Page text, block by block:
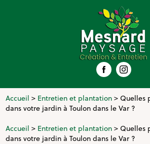
Accueil > Entretien et plantation > Quelles
dans votre jardin à Toulon dans le Var ?
Accueil > Entretien et plantation > Quelles
dans votre jardin à Toulon dans le Var ?
Panneau de gestion des cookies